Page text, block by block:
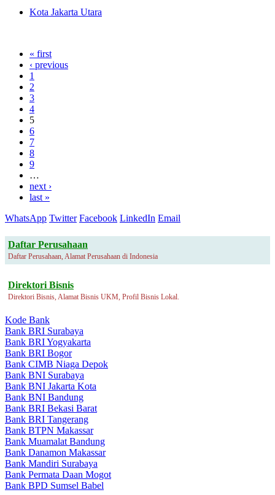
Kota Jakarta Utara
« first
‹ previous
1
2
3
4
5
6
7
8
9
…
next ›
last »
WhatsApp Twitter Facebook LinkedIn Email
Daftar Perusahaan
Daftar Perusahaan, Alamat Perusahaan di Indonesia
Direktori Bisnis
Direktori Bisnis, Alamat Bisnis UKM, Profil Bisnis Lokal.
Kode Bank
Bank BRI Surabaya
Bank BRI Yogyakarta
Bank BRI Bogor
Bank CIMB Niaga Depok
Bank BNI Surabaya
Bank BNI Jakarta Kota
Bank BNI Bandung
Bank BRI Bekasi Barat
Bank BRI Tangerang
Bank BTPN Makassar
Bank Muamalat Bandung
Bank Danamon Makassar
Bank Mandiri Surabaya
Bank Permata Daan Mogot
Bank BPD Sumsel Babel